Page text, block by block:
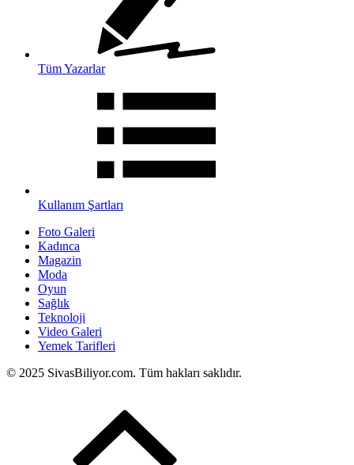
Tüm Yazarlar
Kullanım Şartları
Foto Galeri
Kadınca
Magazin
Moda
Oyun
Sağlık
Teknoloji
Video Galeri
Yemek Tarifleri
© 2025 SivasBiliyor.com. Tüm hakları saklıdır.